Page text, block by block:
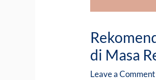
di Masa
Leave a Comment